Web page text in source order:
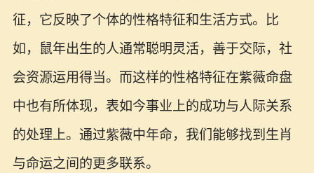
征，它反映了个体的性格特征和生活方式。比
如，鼠年出生的人通常聪明灵活，善于交际，社
会资源运用得当。而这样的性格特征在紫薇命盘
中也有所体现，表如今事业上的成功与人际关系
的处理上。通过紫薇中年命，我们能够找到生肖
与命运之间的更多联系。